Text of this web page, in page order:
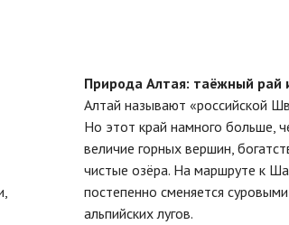
Природа Алтая: таёжный рай
Алтай называют «российской
Но этот край намного больше,
величие горных вершин,
чистые озёра. На маршруте к
постепенно сменяется
альпийских лугов.